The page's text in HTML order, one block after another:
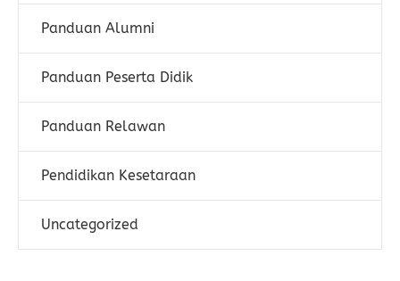
Panduan Alumni
Panduan Peserta Didik
Panduan Relawan
Pendidikan Kesetaraan
Uncategorized